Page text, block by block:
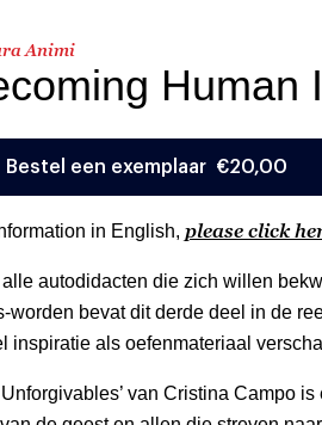
Animi
Human
in English, please click
autodidacten die zich willen
worden bevat dit derde deel in de
inspiratie als oefenmateriaal
Unforgivables’ van Cristina Campo